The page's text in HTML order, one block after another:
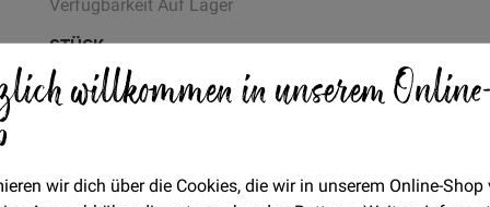
willkommen in unserem
wir dich über die Cookies, die wir in unserem Online-Shop
0,20 €
STÜCK
Menge